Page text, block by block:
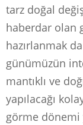
tarz doğal
haberdar olan
hazırlanmak
günümüzün
mantıklı ve
yapılacağı
görme dönemi